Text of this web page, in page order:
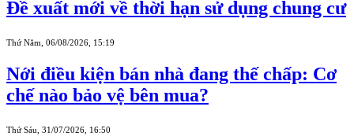
Đề xuất mới về thời hạn sử dụng chung cư
Thứ Năm, 06/08/2026, 15:19
Nới điều kiện bán nhà đang thế chấp: Cơ
chế nào bảo vệ bên mua?
Thứ Sáu, 31/07/2026, 16:50